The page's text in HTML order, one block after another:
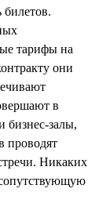
тарифы на
они
в
бизнес-залы,
проводят
Никаких